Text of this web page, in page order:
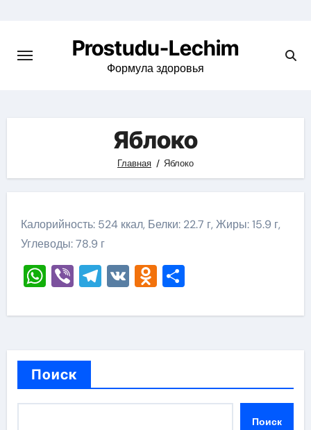
содержимому
Prostudu-Lechim
Формула здоровья
Яблоко
Главная Яблоко
Калорийность: 524 ккал, Белки: 22.7 г, Жиры: 15.9 г,
Углеводы: 78.9 г
WhatsApp
ViberTelegram
VKOdnoklassniki
Отправить
Поиск
Поиск